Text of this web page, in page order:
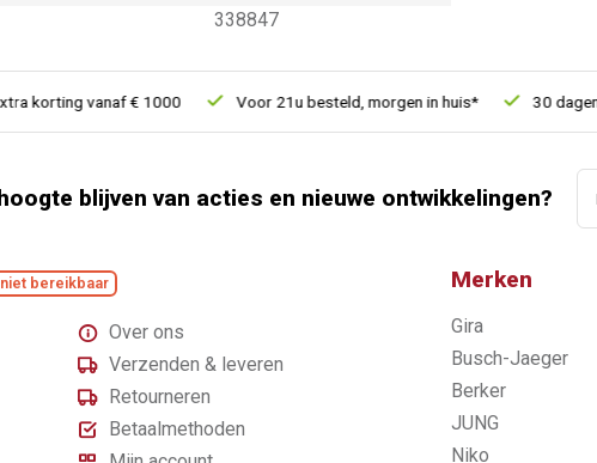
338847
korting vanaf € 1000 Voor 21u besteld, morgen in huis* 30 dagen
blijven van acties en nieuwe ontwikkelingen?
bereikbaar
Over ons
Verzenden & leveren
Retourneren
Betaalmethoden
Merken
Gira
Busch-Jaeger
Berker
JUNG
Niko